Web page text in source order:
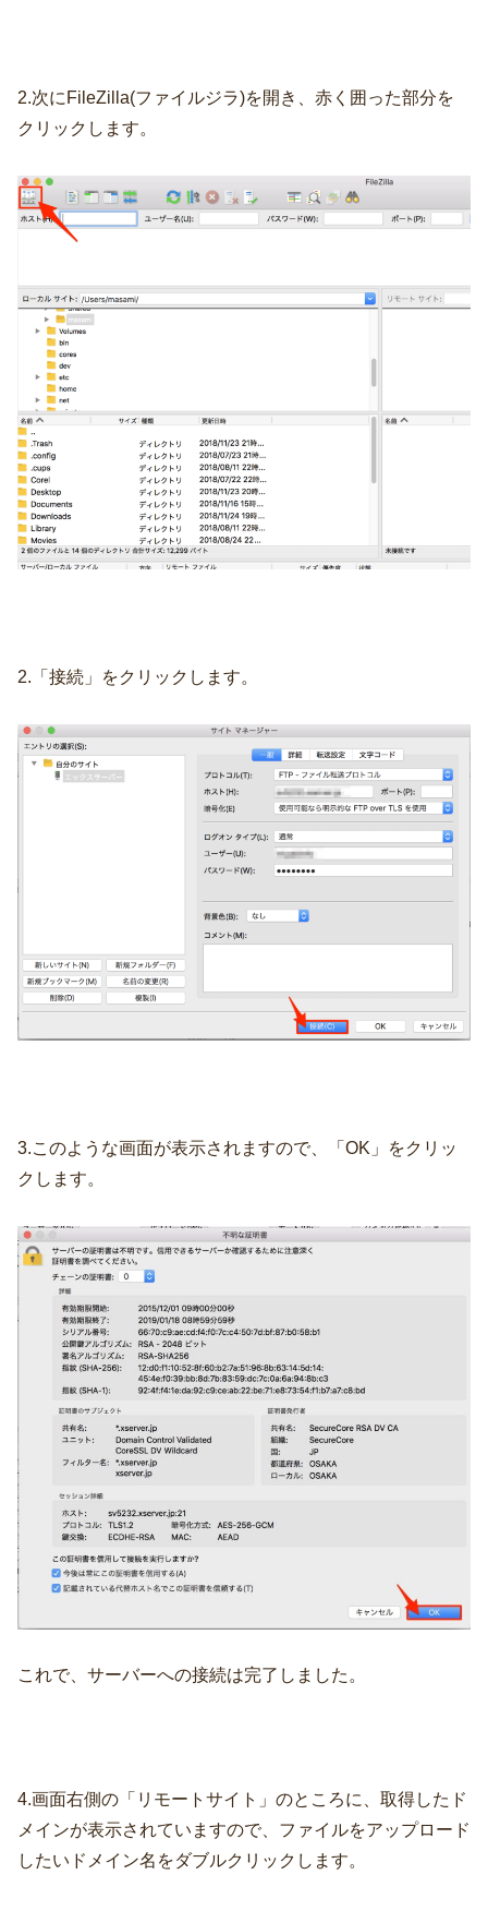
2.次にFileZilla(ファイルジラ)を開き、赤く囲った部分を
クリックします。
2.「接続」をクリックします。
3.このような画面が表示されますので、「OK」をクリッ
クします。
これで、サーバーへの接続は完了しました。
4.画面右側の「リモートサイト」のところに、取得したド
メインが表示されていますので、ファイルをアップロード
したいドメイン名をダブルクリックします。